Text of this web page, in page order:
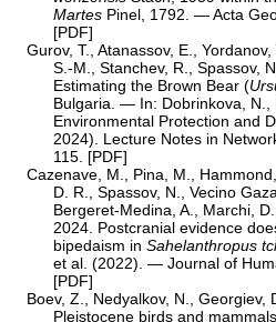
Martes Pinel, 1792. — Acta
[PDF]
Gurov, T., Atanassov, E.,
S.-M., Stanchev, R., Spassov,
Estimating the Brown Bear (
Bulgaria. — In: Dobrinkova, N.,
Environmental Protection and
2024). Lecture Notes in
115. [PDF]
Cazenave, M., Pina, M.,
D. R., Spassov, N., Vecino
Bergeret-Medina, A., Marchi,
2024. Postcranial evidence
bipedaism in Sahelanthropus
et al. (2022). — Journal of
[PDF]
Boev, Z., Nedyalkov, N., Georgiev,
Pleistocene birds and